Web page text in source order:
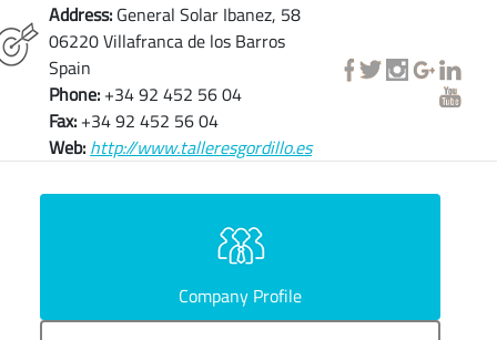
Address: General Solar Ibanez, 58
06220 Villafranca de los Barros
Spain
Phone: +34 92 452 56 04
Fax: +34 92 452 56 04
Web: http://www.talleresgordillo.es
Company Profile